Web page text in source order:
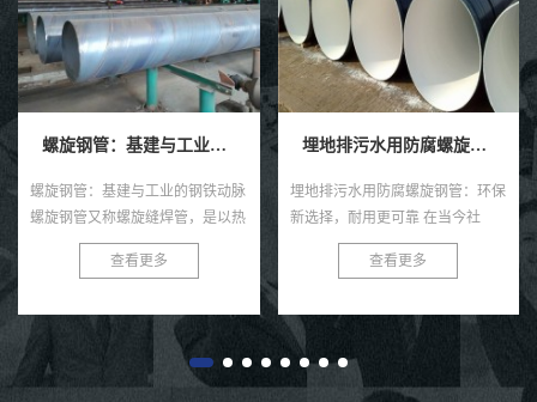
螺旋钢管：基建与工业的钢铁动脉
：基建与工业的钢铁动脉
又称螺旋缝焊管，是以热
为原料，经常温螺旋辊压
动双丝双面埋弧焊制成的
，焊缝呈连续螺旋状，...
埋地排污水用防腐螺旋钢管
埋地排污水用防腐螺旋钢管：环保
新选择，耐用更可靠 在当今社
会，环保与可持续发展已成为全球
共识。在污水处理与排放领域，选
择一款高效、耐用的管材至关...
埋地
埋地给水
种高效且
在各类
构、优
性...